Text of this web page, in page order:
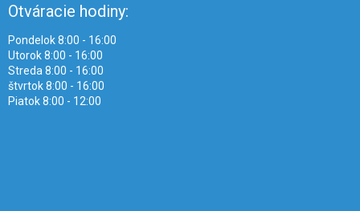
Otváracie hodiny:
Pondelok 8:00 - 16:00
Utorok 8:00 - 16:00
Streda 8:00 - 16:00
štvrtok 8:00 - 16:00
Piatok 8:00 - 12:00